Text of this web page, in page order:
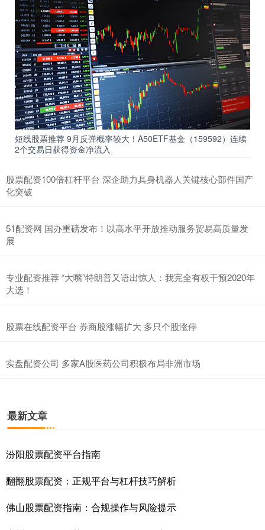
短线股票推荐 9月反弹概率较大！A50ETF基金（159592）连续
2个交易日获得资金净流入
股票配资100倍杠杆平台 深企助力具身机器人关键核心部件国产
化突破
51配资网 国办重磅发布！以高水平开放推动服务贸易高质量发
展
专业配资推荐 “大嘴”特朗普又语出惊人：我完全有权干预2020年
大选！
股票在线配资平台 券商股涨幅扩大 多只个股涨停
实盘配资公司 多家A股医药公司积极布局非洲市场
最新文章
汾阳股票配资平台指南
翻翻股票配资：正规平台与杠杆技巧解析
佛山股票配资指南：合规操作与风险提示